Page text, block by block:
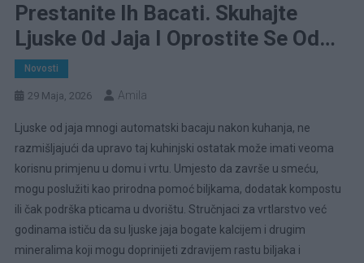
Prestanite Ih Bacati. Skuhajte
Ljuske 0d Jaja I Oprostite Se Od…
Novosti
29 Maja, 2026 Amila
Ljuske od jaja mnogi automatski bacaju nakon kuhanja, ne
razmišljajući da upravo taj kuhinjski ostatak može imati veoma
korisnu primjenu u domu i vrtu. Umjesto da završe u smeću,
mogu poslužiti kao prirodna pomoć biljkama, dodatak kompostu
ili čak podrška pticama u dvorištu. Stručnjaci za vrtlarstvo već
godinama ističu da su ljuske jaja bogate kalcijem i drugim
mineralima koji mogu doprinijeti zdravijem rastu biljaka i